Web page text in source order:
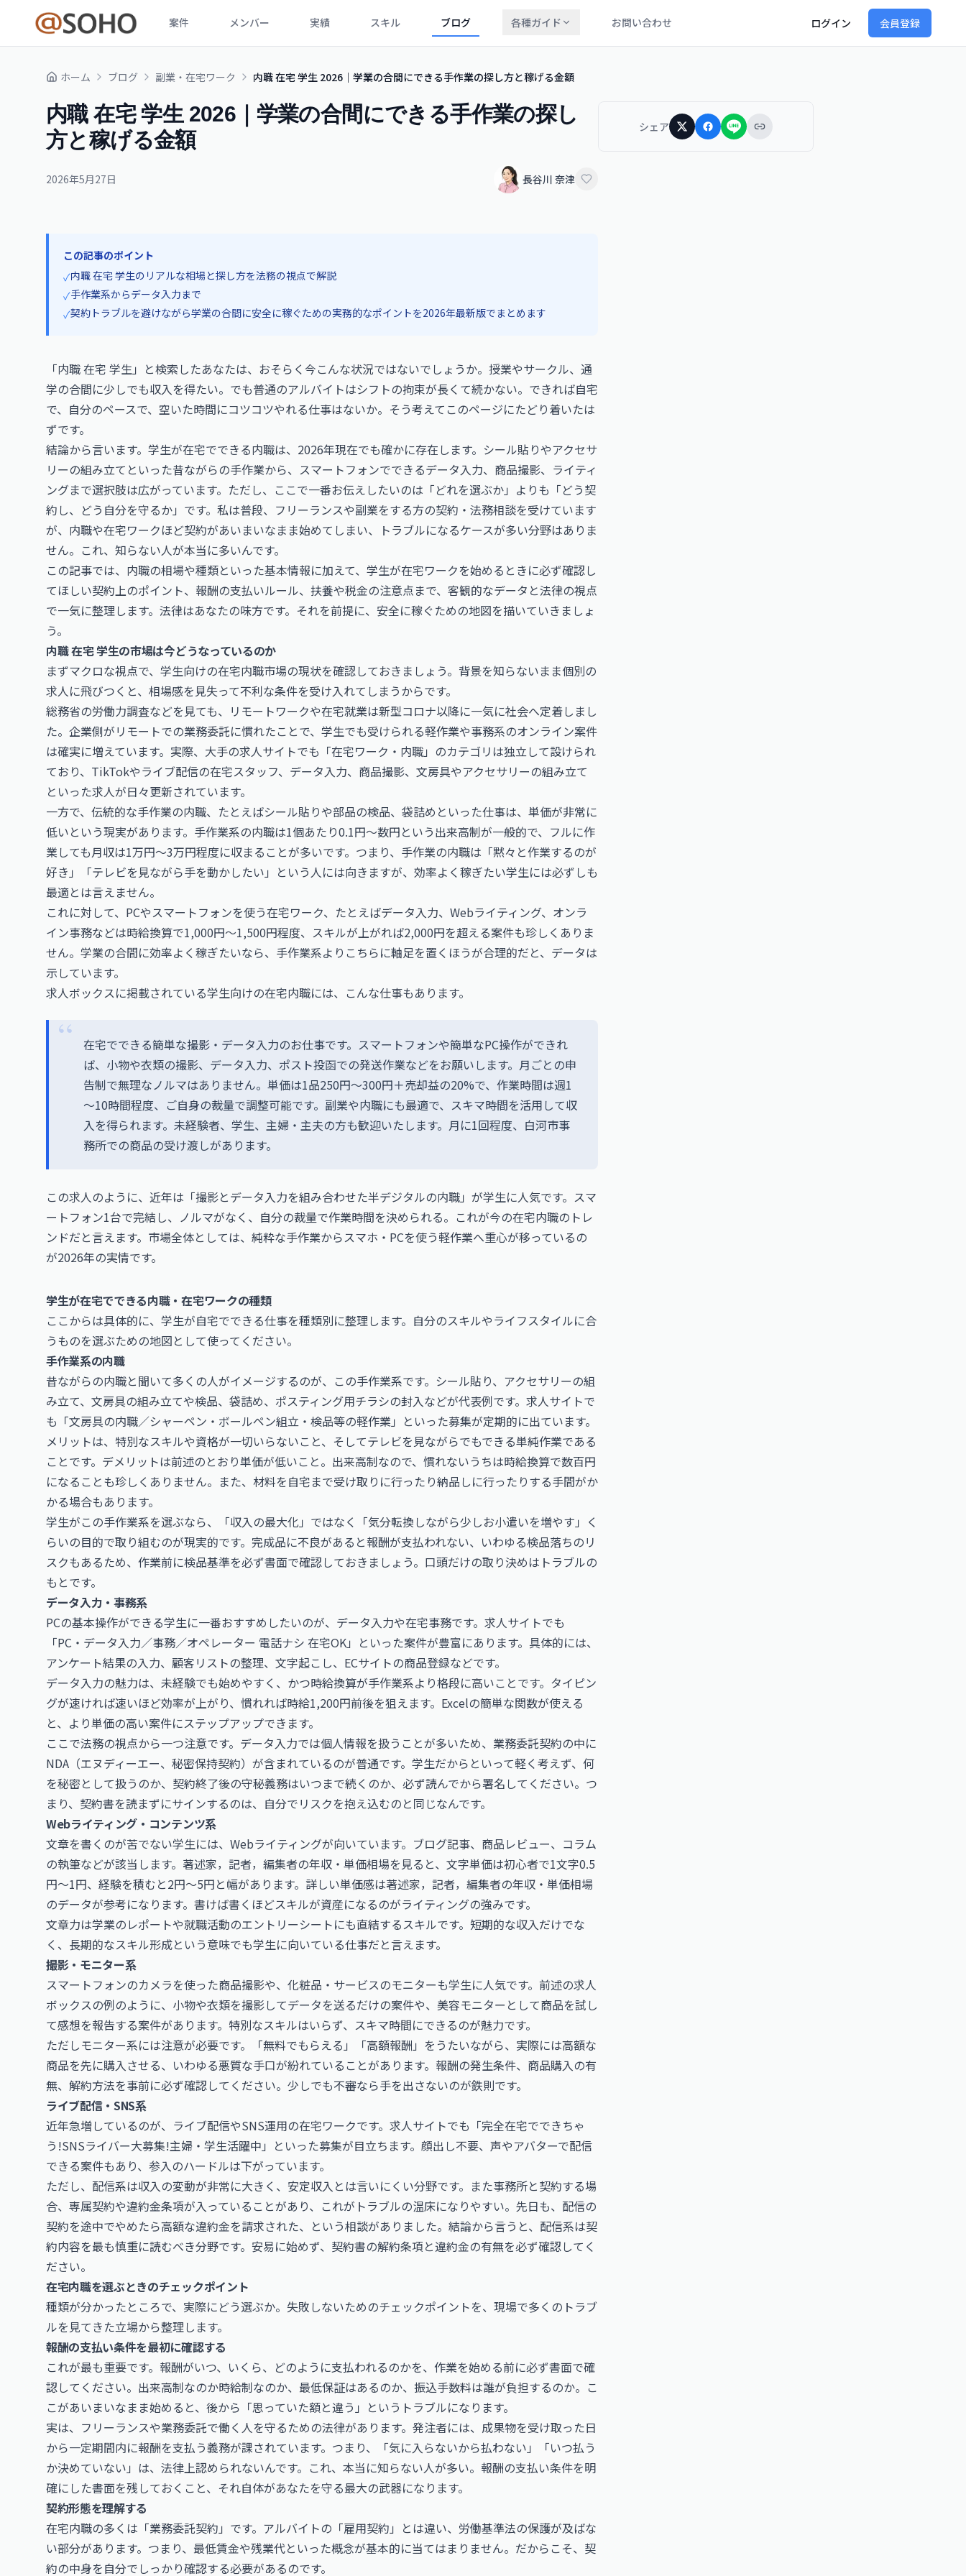
案件 メンバー 実績 スキル ブログ 各種ガイド お問い合わせ ログイン 会員登録
ホーム ブログ 副業・在宅ワーク 内職 在宅 学生 2026｜学業の合間にできる手作業の探し方と稼げる金額
内職 在宅 学生 2026｜学業の合間にできる手作業の探し
方と稼げる金額
2026年5月27日 長谷川 奈津
この記事のポイント
✓内職 在宅 学生のリアルな相場と探し方を法務の視点で解説
✓手作業系からデータ入力まで
✓契約トラブルを避けながら学業の合間に安全に稼ぐための実務的なポイントを2026年最新版でまとめます
「内職 在宅 学生」と検索したあなたは、おそらく今こんな状況ではないでしょうか。授業やサークル、通
学の合間に少しでも収入を得たい。でも普通のアルバイトはシフトの拘束が長くて続かない。できれば自宅
で、自分のペースで、空いた時間にコツコツやれる仕事はないか。そう考えてこのページにたどり着いたは
ずです。
結論から言います。学生が在宅でできる内職は、2026年現在でも確かに存在します。シール貼りやアクセサ
リーの組み立てといった昔ながらの手作業から、スマートフォンでできるデータ入力、商品撮影、ライティ
ングまで選択肢は広がっています。ただし、ここで一番お伝えしたいのは「どれを選ぶか」よりも「どう契
約し、どう自分を守るか」です。私は普段、フリーランスや副業をする方の契約・法務相談を受けています
が、内職や在宅ワークほど契約があいまいなまま始めてしまい、トラブルになるケースが多い分野はありま
せん。これ、知らない人が本当に多いんです。
この記事では、内職の相場や種類といった基本情報に加えて、学生が在宅ワークを始めるときに必ず確認し
てほしい契約上のポイント、報酬の支払いルール、扶養や税金の注意点まで、客観的なデータと法律の視点
で一気に整理します。法律はあなたの味方です。それを前提に、安全に稼ぐための地図を描いていきましょ
う。
内職 在宅 学生の市場は今どうなっているのか
まずマクロな視点で、学生向けの在宅内職市場の現状を確認しておきましょう。背景を知らないまま個別の
求人に飛びつくと、相場感を見失って不利な条件を受け入れてしまうからです。
総務省の労働力調査などを見ても、リモートワークや在宅就業は新型コロナ以降に一気に社会へ定着しまし
た。企業側がリモートでの業務委託に慣れたことで、学生でも受けられる軽作業や事務系のオンライン案件
は確実に増えています。実際、大手の求人サイトでも「在宅ワーク・内職」のカテゴリは独立して設けられ
ており、TikTokやライブ配信の在宅スタッフ、データ入力、商品撮影、文房具やアクセサリーの組み立て
といった求人が日々更新されています。
一方で、伝統的な手作業の内職、たとえばシール貼りや部品の検品、袋詰めといった仕事は、単価が非常に
低いという現実があります。手作業系の内職は1個あたり0.1円〜数円という出来高制が一般的で、フルに作
業しても月収は1万円〜3万円程度に収まることが多いです。つまり、手作業の内職は「黙々と作業するのが
好き」「テレビを見ながら手を動かしたい」という人には向きますが、効率よく稼ぎたい学生には必ずしも
最適とは言えません。
これに対して、PCやスマートフォンを使う在宅ワーク、たとえばデータ入力、Webライティング、オンラ
イン事務などは時給換算で1,000円〜1,500円程度、スキルが上がれば2,000円を超える案件も珍しくありま
せん。学業の合間に効率よく稼ぎたいなら、手作業系よりこちらに軸足を置くほうが合理的だと、データは
示しています。
求人ボックスに掲載されている学生向けの在宅内職には、こんな仕事もあります。
在宅でできる簡単な撮影・データ入力のお仕事です。スマートフォンや簡単なPC操作ができれ
ば、小物や衣類の撮影、データ入力、ポスト投函での発送作業などをお願いします。月ごとの申
告制で無理なノルマはありません。単価は1品250円～300円＋売却益の20%で、作業時間は週1
～10時間程度、ご自身の裁量で調整可能です。副業や内職にも最適で、スキマ時間を活用して収
入を得られます。未経験者、学生、主婦・主夫の方も歓迎いたします。月に1回程度、白河市事
務所での商品の受け渡しがあります。
この求人のように、近年は「撮影とデータ入力を組み合わせた半デジタルの内職」が学生に人気です。スマ
ートフォン1台で完結し、ノルマがなく、自分の裁量で作業時間を決められる。これが今の在宅内職のトレ
ンドだと言えます。市場全体としては、純粋な手作業からスマホ・PCを使う軽作業へ重心が移っているの
が2026年の実情です。
学生が在宅でできる内職・在宅ワークの種類
ここからは具体的に、学生が自宅でできる仕事を種類別に整理します。自分のスキルやライフスタイルに合
うものを選ぶための地図として使ってください。
手作業系の内職
昔ながらの内職と聞いて多くの人がイメージするのが、この手作業系です。シール貼り、アクセサリーの組
み立て、文房具の組み立てや検品、袋詰め、ポスティング用チラシの封入などが代表例です。求人サイトで
も「文房具の内職／シャーペン・ボールペン組立・検品等の軽作業」といった募集が定期的に出ています。
メリットは、特別なスキルや資格が一切いらないこと、そしてテレビを見ながらでもできる単純作業である
ことです。デメリットは前述のとおり単価が低いこと。出来高制なので、慣れないうちは時給換算で数百円
になることも珍しくありません。また、材料を自宅まで受け取りに行ったり納品しに行ったりする手間がか
かる場合もあります。
学生がこの手作業系を選ぶなら、「収入の最大化」ではなく「気分転換しながら少しお小遣いを増やす」く
らいの目的で取り組むのが現実的です。完成品に不良があると報酬が支払われない、いわゆる検品落ちのリ
スクもあるため、作業前に検品基準を必ず書面で確認しておきましょう。口頭だけの取り決めはトラブルの
もとです。
データ入力・事務系
PCの基本操作ができる学生に一番おすすめしたいのが、データ入力や在宅事務です。求人サイトでも
「PC・データ入力／事務／オペレーター 電話ナシ 在宅OK」といった案件が豊富にあります。具体的には、
アンケート結果の入力、顧客リストの整理、文字起こし、ECサイトの商品登録などです。
データ入力の魅力は、未経験でも始めやすく、かつ時給換算が手作業系より格段に高いことです。タイピン
グが速ければ速いほど効率が上がり、慣れれば時給1,200円前後を狙えます。Excelの簡単な関数が使える
と、より単価の高い案件にステップアップできます。
ここで法務の視点から一つ注意です。データ入力では個人情報を扱うことが多いため、業務委託契約の中に
NDA（エヌディーエー、秘密保持契約）が含まれているのが普通です。学生だからといって軽く考えず、何
を秘密として扱うのか、契約終了後の守秘義務はいつまで続くのか、必ず読んでから署名してください。つ
まり、契約書を読まずにサインするのは、自分でリスクを抱え込むのと同じなんです。
Webライティング・コンテンツ系
文章を書くのが苦でない学生には、Webライティングが向いています。ブログ記事、商品レビュー、コラム
の執筆などが該当します。著述家，記者，編集者の年収・単価相場を見ると、文字単価は初心者で1文字0.5
円〜1円、経験を積むと2円〜5円と幅があります。詳しい単価感は著述家，記者，編集者の年収・単価相場
のデータが参考になります。書けば書くほどスキルが資産になるのがライティングの強みです。
文章力は学業のレポートや就職活動のエントリーシートにも直結するスキルです。短期的な収入だけでな
く、長期的なスキル形成という意味でも学生に向いている仕事だと言えます。
撮影・モニター系
スマートフォンのカメラを使った商品撮影や、化粧品・サービスのモニターも学生に人気です。前述の求人
ボックスの例のように、小物や衣類を撮影してデータを送るだけの案件や、美容モニターとして商品を試し
て感想を報告する案件があります。特別なスキルはいらず、スキマ時間にできるのが魅力です。
ただしモニター系には注意が必要です。「無料でもらえる」「高額報酬」をうたいながら、実際には高額な
商品を先に購入させる、いわゆる悪質な手口が紛れていることがあります。報酬の発生条件、商品購入の有
無、解約方法を事前に必ず確認してください。少しでも不審なら手を出さないのが鉄則です。
ライブ配信・SNS系
近年急増しているのが、ライブ配信やSNS運用の在宅ワークです。求人サイトでも「完全在宅でできちゃ
う!SNSライバー大募集!主婦・学生活躍中」といった募集が目立ちます。顔出し不要、声やアバターで配信
できる案件もあり、参入のハードルは下がっています。
ただし、配信系は収入の変動が非常に大きく、安定収入とは言いにくい分野です。また事務所と契約する場
合、専属契約や違約金条項が入っていることがあり、これがトラブルの温床になりやすい。先日も、配信の
契約を途中でやめたら高額な違約金を請求された、という相談がありました。結論から言うと、配信系は契
約内容を最も慎重に読むべき分野です。安易に始めず、契約書の解約条項と違約金の有無を必ず確認してく
ださい。
在宅内職を選ぶときのチェックポイント
種類が分かったところで、実際にどう選ぶか。失敗しないためのチェックポイントを、現場で多くのトラブ
ルを見てきた立場から整理します。
報酬の支払い条件を最初に確認する
これが最も重要です。報酬がいつ、いくら、どのように支払われるのかを、作業を始める前に必ず書面で確
認してください。出来高制なのか時給制なのか、最低保証はあるのか、振込手数料は誰が負担するのか。こ
こがあいまいなまま始めると、後から「思っていた額と違う」というトラブルになります。
実は、フリーランスや業務委託で働く人を守るための法律があります。発注者には、成果物を受け取った日
から一定期間内に報酬を支払う義務が課されています。つまり、「気に入らないから払わない」「いつ払う
か決めていない」は、法律上認められないんです。これ、本当に知らない人が多い。報酬の支払い条件を明
確にした書面を残しておくこと、それ自体があなたを守る最大の武器になります。
契約形態を理解する
在宅内職の多くは「業務委託契約」です。アルバイトの「雇用契約」とは違い、労働基準法の保護が及ばな
い部分があります。つまり、最低賃金や残業代といった概念が基本的に当てはまりません。だからこそ、契
約の中身を自分でしっかり確認する必要があるのです。
シェア